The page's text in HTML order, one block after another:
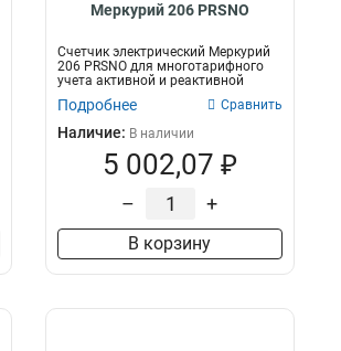
Меркурий 206 PRSNO
Счетчик электрический Меркурий
206 PRSNO для многотарифного
учета активной и реактивной
электри...
Подробнее Сравнить
Наличие: В наличии
5 002,07 ₽
– +
В корзину